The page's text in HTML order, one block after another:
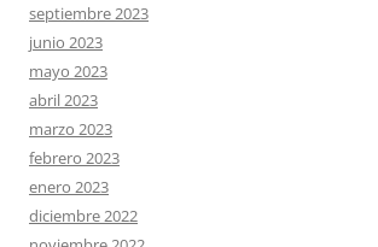
septiembre 2023
junio 2023
mayo 2023
abril 2023
marzo 2023
febrero 2023
enero 2023
diciembre 2022